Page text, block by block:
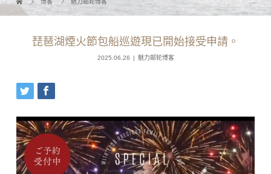
博客 魅力邮轮博客
琵琶湖煙火節包船巡遊現已開始接受申請。
2025.06.26 魅力邮轮博客